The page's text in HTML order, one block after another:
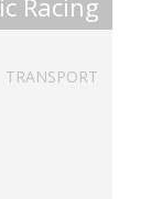
TRANSPORT